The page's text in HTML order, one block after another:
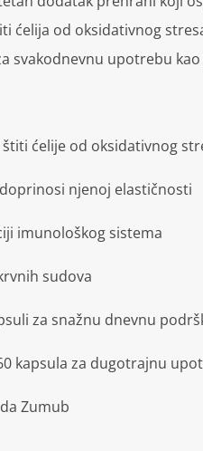
ćelija od oksidativnog
svakodnevnu upotrebu
ćelije od oksidativnog
njenoj elastičnosti
imunološkog sistema
sudova
za snažnu dnevnu
kapsula za dugotrajnu
Zumub